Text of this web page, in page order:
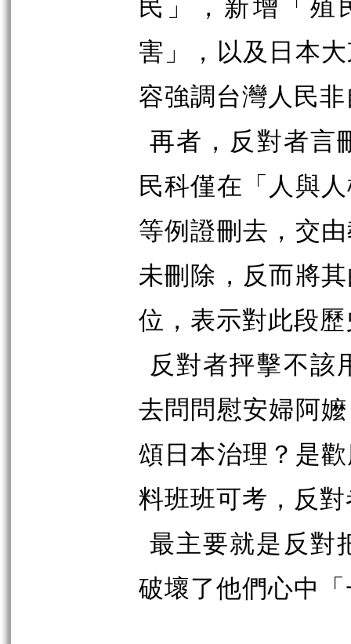
害」，以及日本
容強調台灣人民
再者，反對者言
民科僅在「人與
等例證刪去，交
未刪除，反而將
位，表示對此段
反對者抨擊不該
去問問慰安婦阿
頌日本治理？是
料班班可考，反
最主要就是反對
破壞了他們心中